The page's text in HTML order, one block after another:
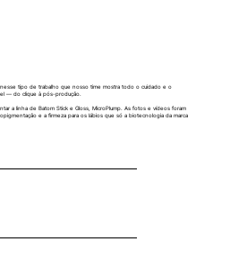
tipo de trabalho que nosso time mostra todo o cuidado e o
— do clique à pós-produção.
a linha de Batom Stick e Gloss, MicroPlump. As fotos e vídeos foram
e a firmeza para os lábios que só a biotecnologia da marca